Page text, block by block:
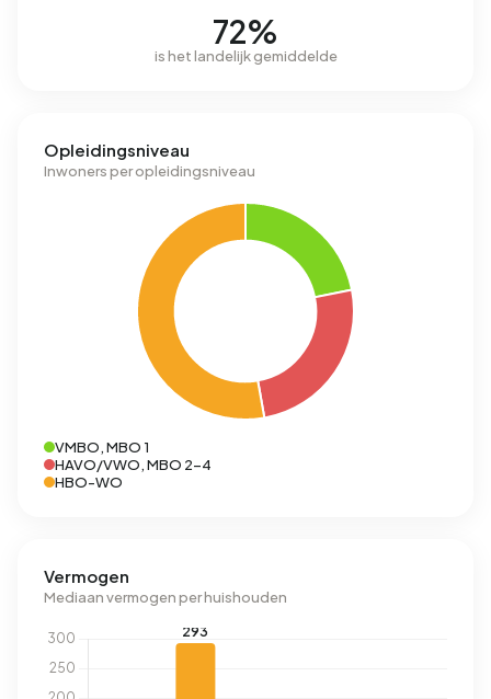
72%
is het landelijk gemiddelde
Opleidingsniveau
Inwoners per opleidingsniveau
VMBO, MBO 1
HAVO/VWO, MBO 2-4
HBO-WO
Vermogen
Mediaan vermogen per huishouden